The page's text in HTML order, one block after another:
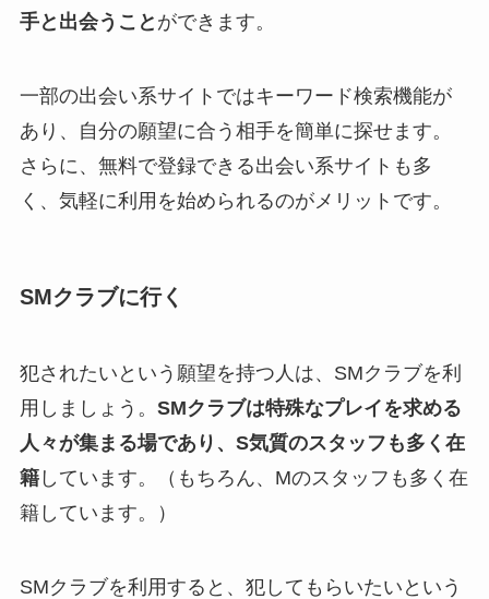
手と出会うこと ができます。
一部の出会い系サイトではキーワード検索機能が
あり、自分の願望に合う相手を簡単に探せます。
さらに、無料で登録できる出会い系サイトも多
く、気軽に利用を始められるのがメリットです。
SMクラブに行く
犯されたいという願望を持つ人は、SMクラブを利
用しましょう。 SMクラブは特殊なプレイを求める
人々が集まる場であり、S気質のスタッフも多く在
籍しています。（もちろん、Mのスタッフも多く在
籍しています。）
SMクラブを利用すると、犯してもらいたいという